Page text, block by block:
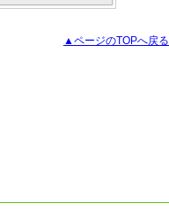
▲ページのTOPへ戻る